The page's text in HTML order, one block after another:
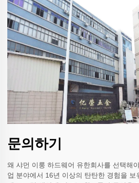
문의하기
왜 샤먼 이룽 하드웨어 유한회사를 선택해
업 분야에서 16년 이상의 탄탄한 경험을 보